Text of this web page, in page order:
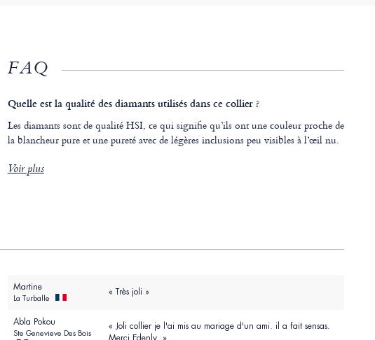
FAQ
Quelle est la qualité des diamants utilisés dans ce collier ?
Les diamants sont de qualité HSI, ce qui signifie qu’ils ont une couleur proche de
la blancheur pure et une pureté avec de légères inclusions peu visibles à l’œil nu.
Voir plus
Martine
La Turballe
« Très joli »
Abla Pokou
Ste Genevieve Des Bois
« Joli collier je l'ai mis au mariage d'un ami. il a fait sensas.